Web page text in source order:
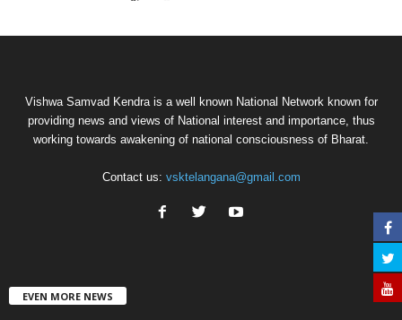
Vishwa Samvad Kendra is a well known National Network known for
providing news and views of National interest and importance, thus
working towards awakening of national consciousness of Bharat.
Contact us: vsktelangana@gmail.com
EVEN MORE NEWS